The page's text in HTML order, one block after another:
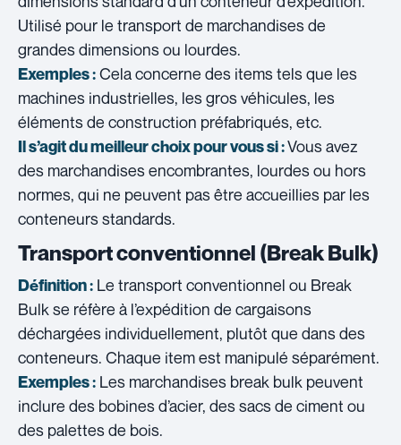
Utilisé pour le transport de marchandises de
grandes dimensions ou lourdes.
Exemples :Cela concerne des items tels que les
machines industrielles, les gros véhicules, les
éléments de construction préfabriqués, etc.
Il s’agit du meilleur choix pour vous si :Vous avez
des marchandises encombrantes, lourdes ou hors
normes, qui ne peuvent pas être accueillies par les
conteneurs standards.
Transport conventionnel (Break Bulk)
Définition : Le transport conventionnel ou Break
Bulk se réfère à l’expédition de cargaisons
déchargées individuellement, plutôt que dans des
conteneurs. Chaque item est manipulé séparément.
Exemples : Les marchandises break bulk peuvent
inclure des bobines d’acier, des sacs de ciment ou
des palettes de bois.